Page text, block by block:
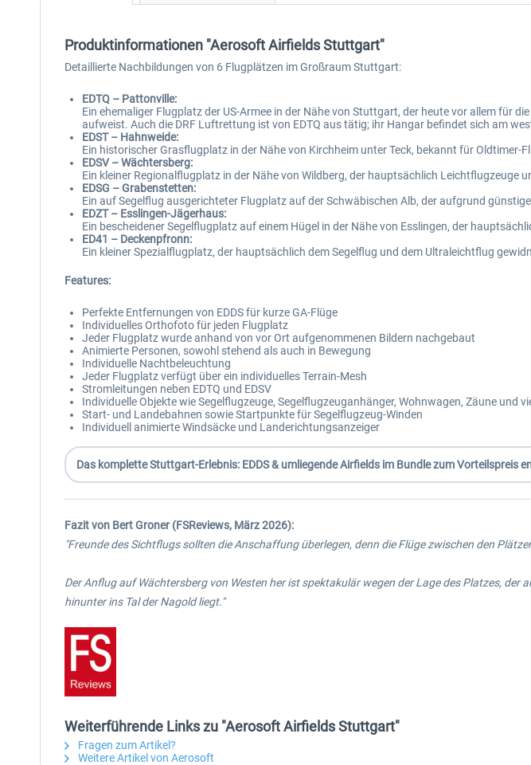
Produktinformationen "Aerosoft Airfields Stuttgart"
Detaillierte Nachbildungen von 6 Flugplätzen im Großraum Stuttgart:
EDTQ – Pattonville:
Ein ehemaliger Flugplatz der US-Armee in der Nähe von Stuttgart, der heute vor allem für
aufweist. Auch die DRF Luftrettung ist von EDTQ aus tätig; ihr Hangar befindet sich am
EDST – Hahnweide:
Ein historischer Grasflugplatz in der Nähe von Kirchheim unter Teck, bekannt für Oldtimer-
EDSV – Wächtersberg:
Ein kleiner Regionalflugplatz in der Nähe von Wildberg, der hauptsächlich Leichtflugzeuge
EDSG – Grabenstetten:
Ein auf Segelflug ausgerichteter Flugplatz auf der Schwäbischen Alb, der aufgrund
EDZT – Esslingen-Jägerhaus:
Ein bescheidener Segelflugplatz auf einem Hügel in der Nähe von Esslingen, der
ED41 – Deckenpfronn:
Ein kleiner Spezialflugplatz, der hauptsächlich dem Segelflug und dem Ultraleichtflug
Features:
Perfekte Entfernungen von EDDS für kurze GA-Flüge
Individuelles Orthofoto für jeden Flugplatz
Jeder Flugplatz wurde anhand von vor Ort aufgenommenen Bildern nachgebaut
Animierte Personen, sowohl stehend als auch in Bewegung
Individuelle Nachtbeleuchtung
Jeder Flugplatz verfügt über ein individuelles Terrain-Mesh
Stromleitungen neben EDTQ und EDSV
Individuelle Objekte wie Segelflugzeuge, Segelflugzeuganhänger, Wohnwagen, Zäune und
Start- und Landebahnen sowie Startpunkte für Segelflugzeug-Winden
Individuell animierte Windsäcke und Landerichtungsanzeiger
Das komplette Stuttgart-Erlebnis: EDDS & umliegende Airfields im Bundlezum Vorteilspreis
Fazit von Bert Groner (FSReviews, März 2026):
"Freunde des Sichtflugs sollten die Anschaffung überlegen, denn die Flüge zwischen den
Der Anflug auf Wächtersberg von Westen her ist spektakulär wegen der Lage des Platzes,
hinunter ins Tal der Nagold liegt."
Weiterführende Links zu "Aerosoft Airfields Stuttgart"
Fragen zum Artikel?
Weitere Artikel von Aerosoft